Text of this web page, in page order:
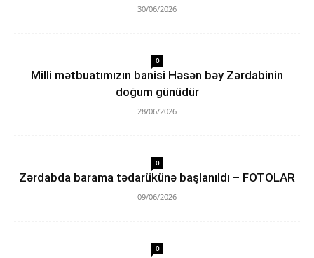
30/06/2026
0
Milli mətbuatımızın banisi Həsən bəy Zərdabinin
doğum günüdür
28/06/2026
0
Zərdabda barama tədarükünə başlanıldı – FOTOLAR
09/06/2026
0